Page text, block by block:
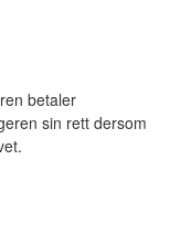
betaler
sin rett dersom